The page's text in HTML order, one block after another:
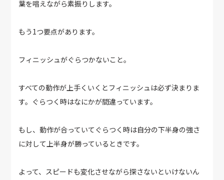
葉を唱えながら素振りします。
もう1つ要点があります。
フィニッシュがぐらつかないこと。
すべての動作が上手くいくとフィニッシュは必ず決まりま
す。ぐらつく時はなにかが間違っています。
もし、動作が合っていてぐらつく時は自分の下半身の強さ
に対して上半身が勝っているときです。
よって、スピードも変化させながら探さないといけないん